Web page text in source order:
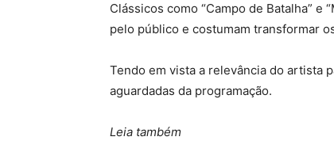
Clássicos como “Campo de Batalha” e
pelo público e costumam transformar
Tendo em vista a relevância do artista
aguardadas da programação.
Leia também